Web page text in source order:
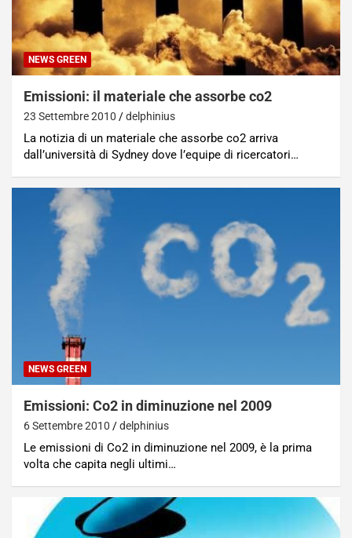
NEWS GREEN
Emissioni: il materiale che assorbe co2
23 Settembre 2010 delphinius
La notizia di un materiale che assorbe co2 arriva
dall’università di Sydney dove l’equipe di ricercatori…
NEWS GREEN
Emissioni: Co2 in diminuzione nel 2009
6 Settembre 2010 delphinius
Le emissioni di Co2 in diminuzione nel 2009, è la prima
volta che capita negli ultimi…